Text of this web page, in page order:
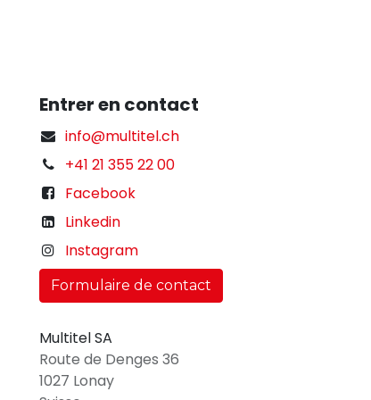
Entrer en contact
info@multitel.ch
+41 21 355 22 00
Facebook
Linkedin
Instagram
Formulaire de contact
Multitel SA
Route de Denges 36
1027 Lonay